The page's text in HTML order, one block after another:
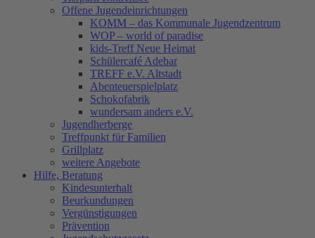
Offene Jugendeinrichtungen
KOMM – das Kommunale Jugendzentrum
WOP – world of paradise
kids-Treff Neue Heimat
Schülercafé Adebar
TREFF e.V. Altstadt
Abenteuerspielplatz
Schokofabrik
wundersam anders e.V.
Jugendherberge
Treffpunkt für Familien
Grillplatz
weitere Angebote
Hilfe, Beratung
Kindesunterhalt
Beurkundungen
Vergünstigungen
Prävention